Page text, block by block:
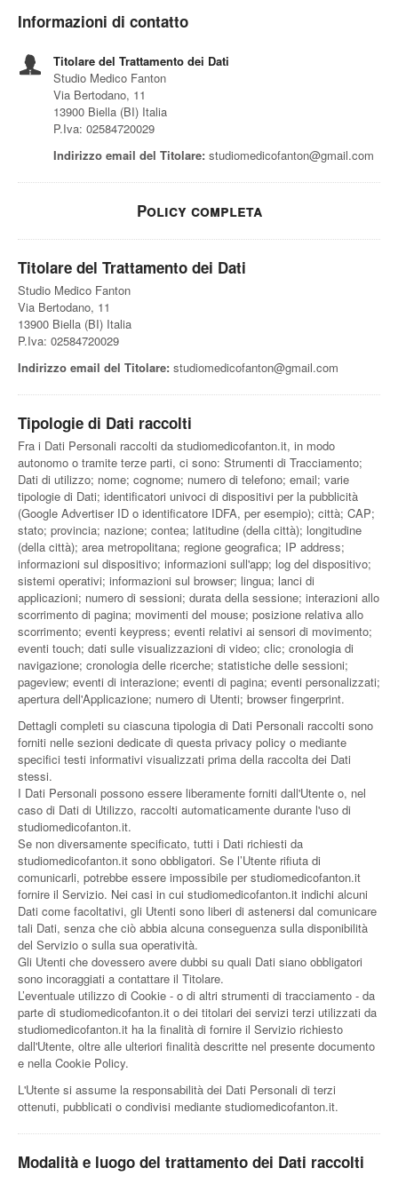
Informazioni di contatto
Titolare del Trattamento dei Dati
Studio Medico Fanton
Via Bertodano, 11
13900 Biella (BI) Italia
P.Iva: 02584720029
Indirizzo email del Titolare: studiomedicofanton@gmail.com
Policy completa
Titolare del Trattamento dei Dati
Studio Medico Fanton
Via Bertodano, 11
13900 Biella (BI) Italia
P.Iva: 02584720029
Indirizzo email del Titolare: studiomedicofanton@gmail.com
Tipologie di Dati raccolti
Fra i Dati Personali raccolti da studiomedicofanton.it, in modo
autonomo o tramite terze parti, ci sono: Strumenti di Tracciamento;
Dati di utilizzo; nome; cognome; numero di telefono; email; varie
tipologie di Dati; identificatori univoci di dispositivi per la pubblicità
(Google Advertiser ID o identificatore IDFA, per esempio); città; CAP;
stato; provincia; nazione; contea; latitudine (della città); longitudine
(della città); area metropolitana; regione geografica; IP address;
informazioni sul dispositivo; informazioni sull'app; log del dispositivo;
sistemi operativi; informazioni sul browser; lingua; lanci di
applicazioni; numero di sessioni; durata della sessione; interazioni allo
scorrimento di pagina; movimenti del mouse; posizione relativa allo
scorrimento; eventi keypress; eventi relativi ai sensori di movimento;
eventi touch; dati sulle visualizzazioni di video; clic; cronologia di
navigazione; cronologia delle ricerche; statistiche delle sessioni;
pageview; eventi di interazione; eventi di pagina; eventi personalizzati;
apertura dell'Applicazione; numero di Utenti; browser fingerprint.
Dettagli completi su ciascuna tipologia di Dati Personali raccolti sono
forniti nelle sezioni dedicate di questa privacy policy o mediante
specifici testi informativi visualizzati prima della raccolta dei Dati
stessi.
I Dati Personali possono essere liberamente forniti dall'Utente o, nel
caso di Dati di Utilizzo, raccolti automaticamente durante l'uso di
studiomedicofanton.it.
Se non diversamente specificato, tutti i Dati richiesti da
studiomedicofanton.it sono obbligatori. Se l’Utente rifiuta di
comunicarli, potrebbe essere impossibile per studiomedicofanton.it
fornire il Servizio. Nei casi in cui studiomedicofanton.it indichi alcuni
Dati come facoltativi, gli Utenti sono liberi di astenersi dal comunicare
tali Dati, senza che ciò abbia alcuna conseguenza sulla disponibilità
del Servizio o sulla sua operatività.
Gli Utenti che dovessero avere dubbi su quali Dati siano obbligatori
sono incoraggiati a contattare il Titolare.
L’eventuale utilizzo di Cookie - o di altri strumenti di tracciamento - da
parte di studiomedicofanton.it o dei titolari dei servizi terzi utilizzati da
studiomedicofanton.it ha la finalità di fornire il Servizio richiesto
dall'Utente, oltre alle ulteriori finalità descritte nel presente documento
e nella Cookie Policy.
L'Utente si assume la responsabilità dei Dati Personali di terzi
ottenuti, pubblicati o condivisi mediante studiomedicofanton.it.
Modalità e luogo del trattamento dei Dati raccolti